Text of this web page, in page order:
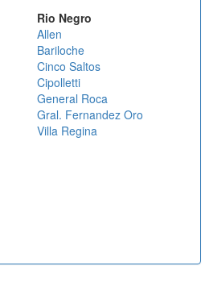
Rio Negro
Allen
Bariloche
Cinco Saltos
Cipolletti
General Roca
Gral. Fernandez Oro
Villa Regina